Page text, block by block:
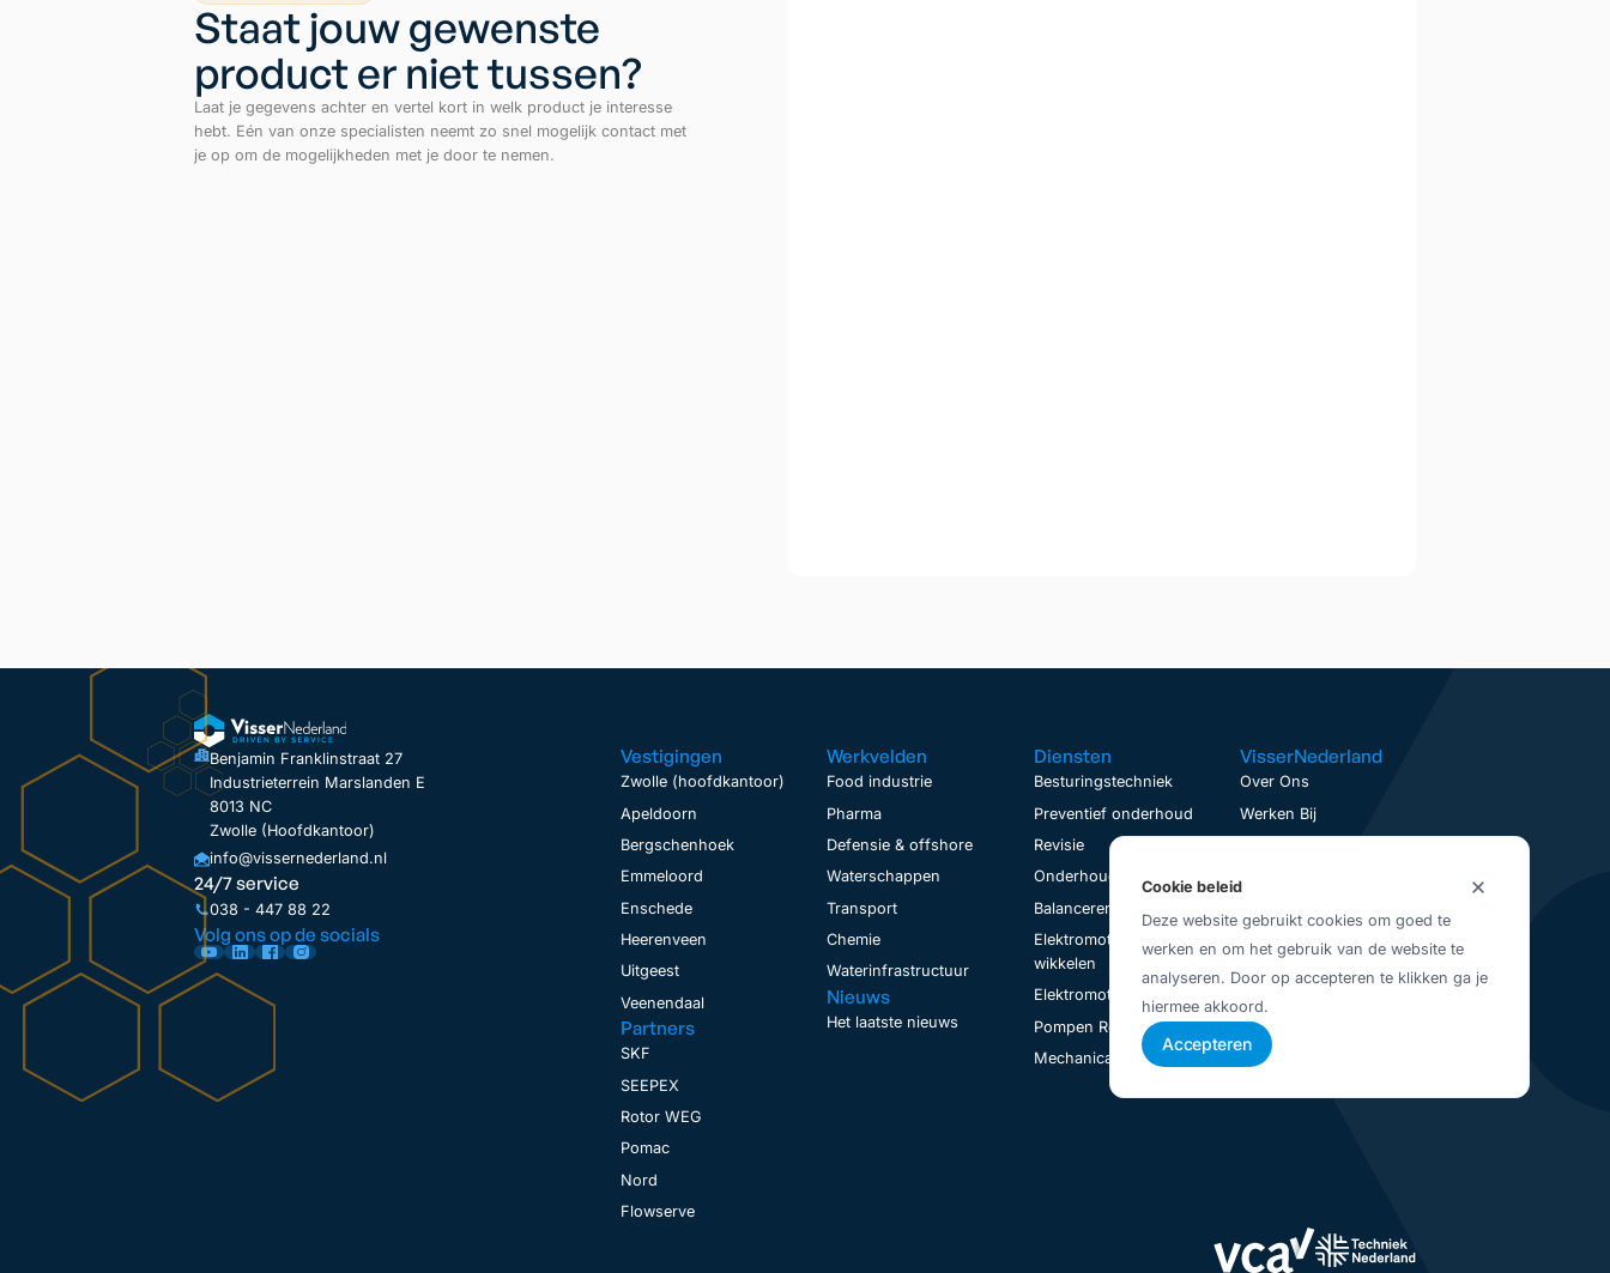
Cookie beleid
Deze website gebruikt cookies om goed te
werken en om het gebruik van de website te
analyseren. Door op accepteren te klikken ga je
hiermee akkoord.
Accepteren
Staat jouw gewenste
product er niet tussen?
Laat je gegevens achter en vertel kort in welk product je interesse
hebt. Eén van onze specialisten neemt zo snel mogelijk contact met
je op om de mogelijkheden met je door te nemen.
Benjamin Franklinstraat 27
Industrieterrein Marslanden E
8013 NC
Zwolle (Hoofdkantoor)
info@vissernederland.nl
24/7 service
038 - 447 88 22
Volg ons op de socials
Vestigingen
Zwolle (hoofdkantoor)
Apeldoorn
Bergschenhoek
Emmeloord
Enschede
Heerenveen
Uitgeest
Veenendaal
Partners
SKF
SEEPEX
Rotor WEG
Pomac
Nord
Flowserve
Werkvelden
Food industrie
Pharma
Defensie & offshore
Waterschappen
Transport
Chemie
Waterinfrastructuur
Nieuws
Het laatste nieuws
Diensten
Besturingstechniek
Preventief onderhoud
Revisie
Onderhoud op locatie
Balanceren
Elektromotoren
wikkelen
Elektromotoren Revisie
Pompen Revisie
Mechanical Seal Revisie
VisserNederland
Over Ons
Werken Bij
Service aanvraag
Vestigingen
Juridisch
Privacybeleid
Algemene Voorwaarden